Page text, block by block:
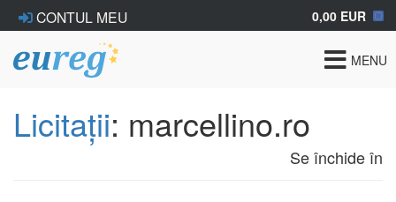
CONTUL MEU 0,00 EUR
Toggle
MENU
Licitații: marcellino.ro
Se închide în